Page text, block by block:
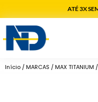
ATÉ 3X
Início /MARCAS /MAX TITANIUM